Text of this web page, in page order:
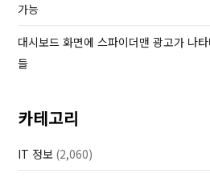
가능
대시보드 화면에 스파이더맨 광고가 나
들
카테고리
IT 정보 (2,060)